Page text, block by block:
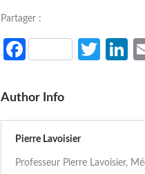
Partager :
Facebook
Author Info
Pierre Lavoisier
Professeur Pierre Lavoisier,